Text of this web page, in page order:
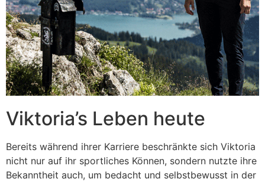
Viktoria’s Leben heute
Bereits während ihrer Karriere beschränkte sich Viktoria
nicht nur auf ihr sportliches Können, sondern nutzte ihre
Bekanntheit auch, um bedacht und selbstbewusst in der